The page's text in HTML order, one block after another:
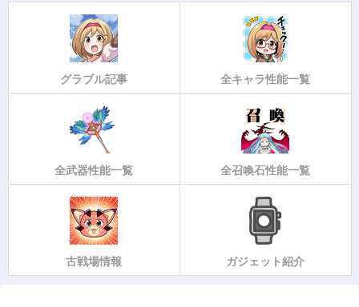
グラブル記事 全キャラ性能一覧
全武器性能一覧 全召喚石性能一覧
古戦場情報 ガジェット紹介